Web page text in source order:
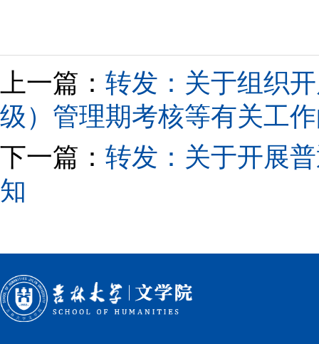
上一篇： 转发：关于组织
级）管理期考核等有关工
下一篇： 转发：关于开展
知